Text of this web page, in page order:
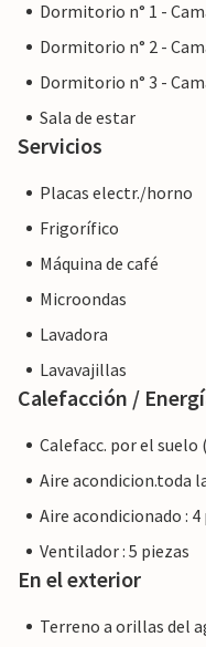
Dormitorio n° 1 -
Dormitorio n° 2 -
Dormitorio n° 3 -
Sala de estar
Servicios
Placas electr./horno
Frigorífico
Máquina de café
Microondas
Lavadora
Lavavajillas
Calefacción /
Calefacc. por el suelo
Aire acondicion.toda
Aire acondicionado : 4
Ventilador : 5 piezas
En el exterior
Terreno a orillas del